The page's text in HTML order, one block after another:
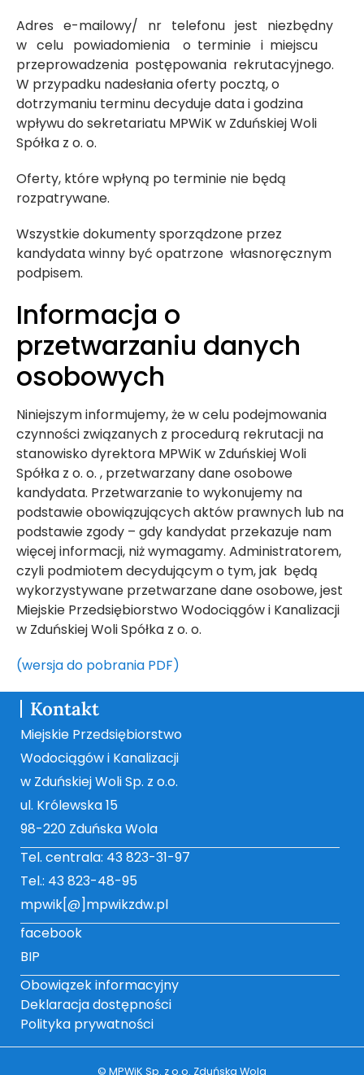
Adres e-mailowy/ nr telefonu jest niezbędny
w celu powiadomienia o terminie i miejscu
przeprowadzenia postępowania rekrutacyjnego.
W przypadku nadesłania oferty pocztą, o
dotrzymaniu terminu decyduje data i godzina
wpływu do sekretariatu MPWiK w Zduńskiej Woli
Spółka z o. o.
Oferty, które wpłyną po terminie nie będą
rozpatrywane.
Wszystkie dokumenty sporządzone przez
kandydata winny być opatrzone własnoręcznym
podpisem.
Informacja o
przetwarzaniu danych
osobowych
Niniejszym informujemy, że w celu podejmowania
czynności związanych z procedurą rekrutacji na
stanowisko dyrektora MPWiK w Zduńskiej Woli
Spółka z o. o. , przetwarzany dane osobowe
kandydata. Przetwarzanie to wykonujemy na
podstawie obowiązujących aktów prawnych lub na
podstawie zgody – gdy kandydat przekazuje nam
więcej informacji, niż wymagamy. Administratorem,
czyli podmiotem decydującym o tym, jak będą
wykorzystywane przetwarzane dane osobowe, jest
Miejskie Przedsiębiorstwo Wodociągów i Kanalizacji
w Zduńskiej Woli Spółka z o. o.
(wersja do pobrania PDF)
Kontakt
Miejskie Przedsiębiorstwo
Wodociągów i Kanalizacji
w Zduńskiej Woli Sp. z o.o.
ul. Królewska 15
98-220 Zduńska Wola
Tel. centrala: 43 823-31-97
Tel.: 43 823-48-95
mpwik[@]mpwikzdw.pl
facebook
BIP
Obowiązek informacyjny
Deklaracja dostępności
Polityka prywatności
© MPWiK Sp. z o.o. Zduńska Wola